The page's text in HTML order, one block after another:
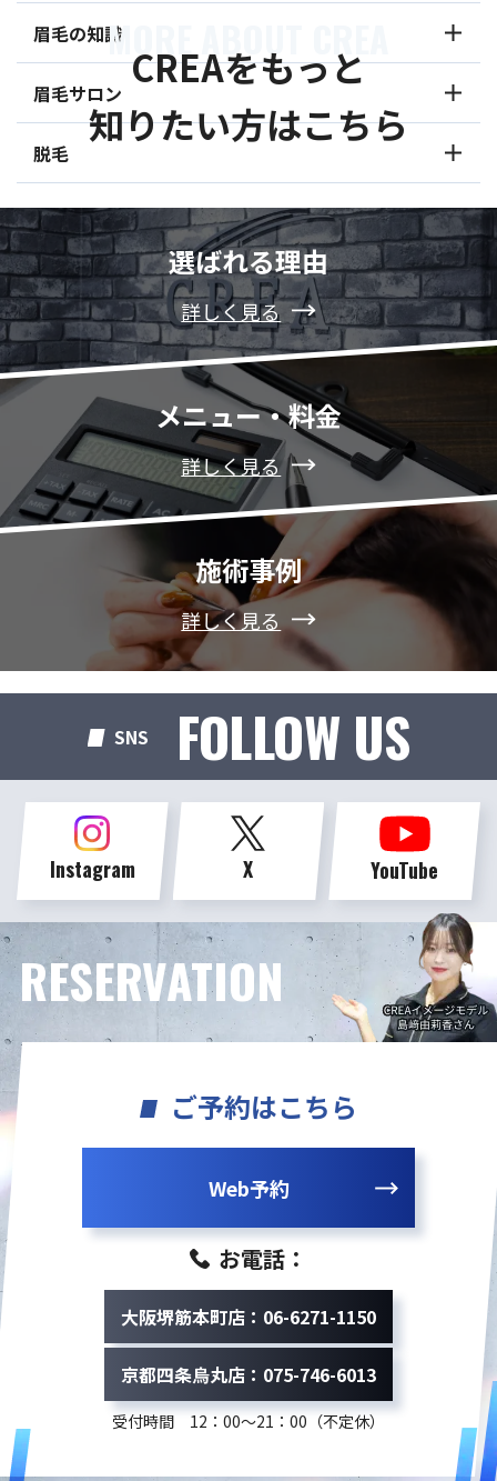
眉毛の知識
眉毛サロン
脱毛
MORE ABOUT CREA
CREAをもっと
知りたい方はこちら
選ばれる理由
詳しく見る
メニュー・料金
詳しく見る
施術事例
詳しく見る
SNS FOLLOW US
Instagram X YouTube
RESERVATION
ご予約はこちら
Web予約
お電話：
大阪堺筋本町店：06-6271-1150
京都四条烏丸店：075-746-6013
受付時間 12：00～21：00（不定休）